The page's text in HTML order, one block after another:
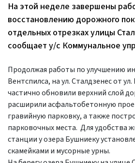
На этой неделе завершены
восстановлению дорожного
отдельных отрезках улицы
сообщает у/с Коммунальное
Продолжая работы по улучшению
Вентспилса, на ул. Сталдзенес от ул.
частично обновили верхний слой
расширили асфальтобетонную
гравийную парковку, а также
парковочных места. Для удобства
станции у озера Бушниеку
скамейками и мусорные урны.